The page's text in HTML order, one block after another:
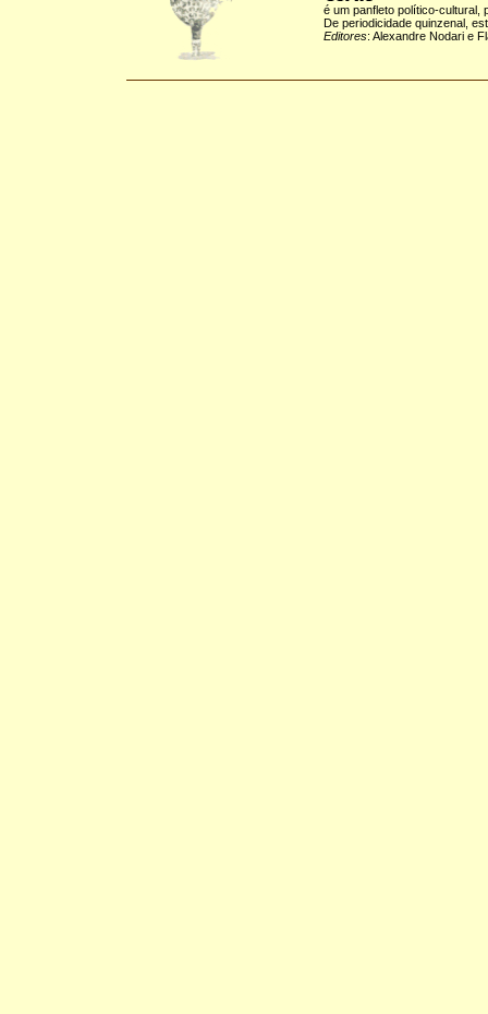
é um panfleto político-cultural,
De periodicidade quinzenal,
Editores: Alexandre Nodari e